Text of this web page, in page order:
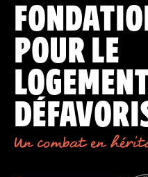
POUR LE
Un combat en